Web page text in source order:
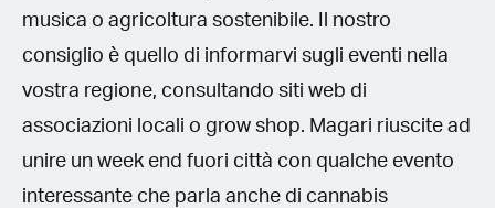
musica o agricoltura sostenibile. Il nostro
consiglio è quello di informarvi sugli eventi nella
vostra regione, consultando siti web di
associazioni locali o grow shop. Magari riuscite ad
unire un week end fuori città con qualche evento
interessante che parla anche di cannabis